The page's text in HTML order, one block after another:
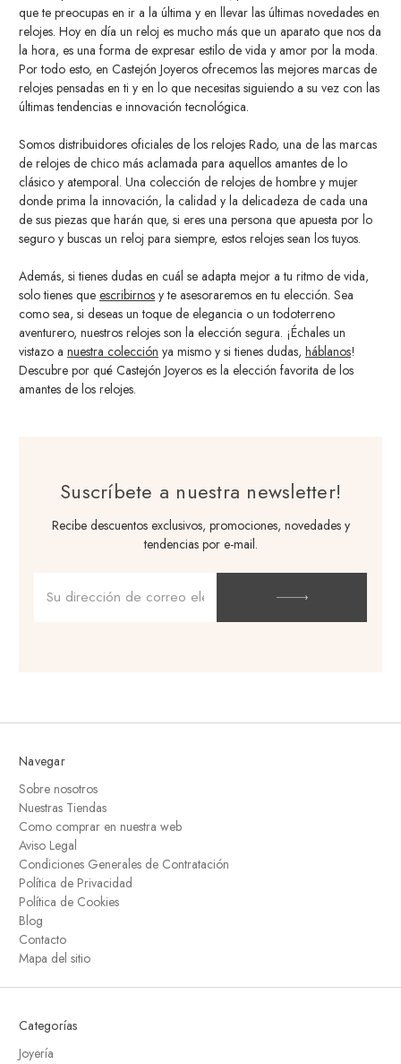
que te preocupas en ir a la última y en llevar las últimas novedades en
relojes. Hoy en día un reloj es mucho más que un aparato que nos da
la hora, es una forma de expresar estilo de vida y amor por la moda.
Por todo esto, en Castejón Joyeros ofrecemos las mejores marcas de
relojes pensadas en ti y en lo que necesitas siguiendo a su vez con las
últimas tendencias e innovación tecnológica.
Somos distribuidores oficiales de los relojes Rado, una de las marcas
de relojes de chico más aclamada para aquellos amantes de lo
clásico y atemporal. Una colección de relojes de hombre y mujer
donde prima la innovación, la calidad y la delicadeza de cada una
de sus piezas que harán que, si eres una persona que apuesta por lo
seguro y buscas un reloj para siempre, estos relojes sean los tuyos.
Además, si tienes dudas en cuál se adapta mejor a tu ritmo de vida,
solo tienes que escribirnos y te asesoraremos en tu elección. Sea
como sea, si deseas un toque de elegancia o un todoterreno
aventurero, nuestros relojes son la elección segura. ¡Échales un
vistazo a nuestra colección ya mismo y si tienes dudas, háblanos!
Descubre por qué Castejón Joyeros es la elección favorita de los
amantes de los relojes.
Suscríbete a nuestra newsletter!
Recibe descuentos exclusivos, promociones, novedades y
tendencias por e-mail.
de
correo
Navegar
Sobre nosotros
Nuestras Tiendas
Como comprar en nuestra web
Aviso Legal
Condiciones Generales de Contratación
Política de Privacidad
Política de Cookies
Blog
Contacto
Mapa del sitio
Categorías
Joyería